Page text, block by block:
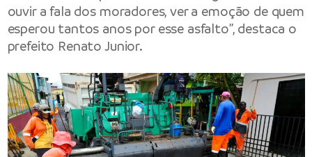
ouvir a fala dos moradores, ver a emoção de quem
esperou tantos anos por esse asfalto”, destaca o
prefeito Renato Junior.